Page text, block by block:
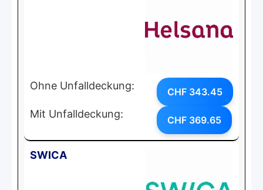
Ohne Unfalldeckung: CHF 343.45
Mit Unfalldeckung: CHF 369.65
SWICA